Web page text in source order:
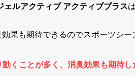
ェルアクティブ アクティブプラス
果も期待できるのでスポーツシー
くことが多く、消臭効果も期待し